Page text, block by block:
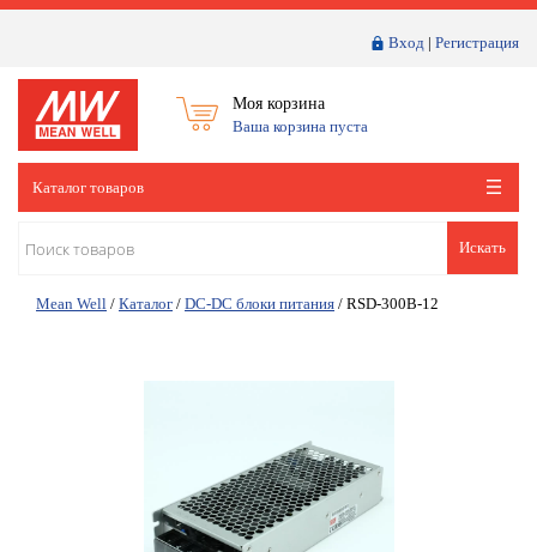
Вход | Регистрация
Моя корзина
Ваша корзина пуста
Каталог товаров
Искать
Mean Well / Каталог / DC-DC блоки питания / RSD-300B-12